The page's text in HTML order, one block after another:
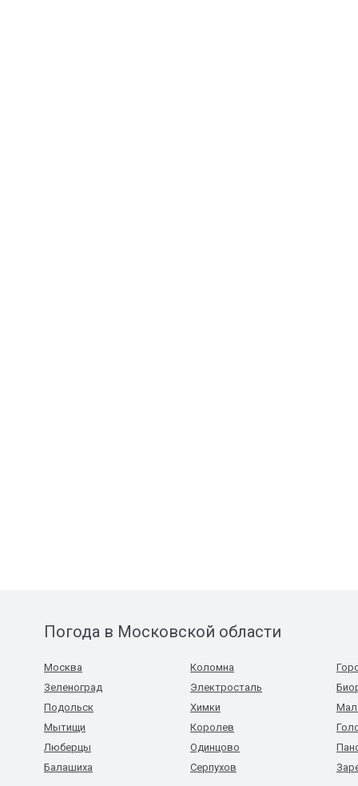
Погода в Московской области
Москва
Зеленоград
Подольск
Мытищи
Люберцы
Балашиха
Коломна
Электросталь
Химки
Королев
Одинцово
Серпухов